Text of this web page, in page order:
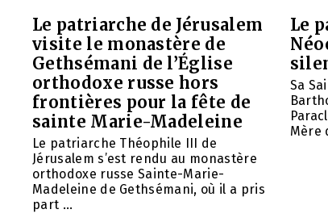
Le patriarche de Jérusalem
visite le monastère de
Gethsémani de l’Église
orthodoxe russe hors
frontières pour la fête de
sainte Marie-Madeleine
Le patriarche Théophile III de
Jérusalem s’est rendu au monastère
orthodoxe russe Sainte-Marie-
Madeleine de Gethsémani, où il a pris
part ...
Le
Sa
Mère